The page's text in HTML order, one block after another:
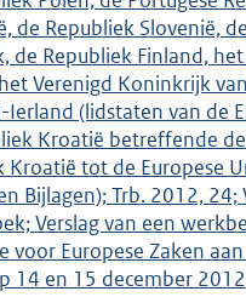
de Republiek Slovenië,
de Republiek Finland,
Verenigd Koninkrijk
(lidstaten van de
Kroatië betreffende
Kroatië tot de Europese
Bijlagen); Trb. 2012, 24;
Verslag van een
voor Europese Zaken
14 en 15 december 2012